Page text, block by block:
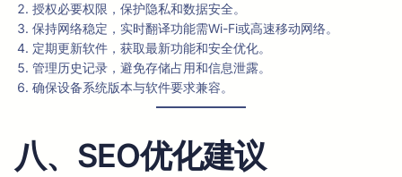
授权必要权限，保护隐私和数据安全。
保持网络稳定，实时翻译功能需Wi-Fi或高速移动网络。
定期更新软件，获取最新功能和安全优化。
管理历史记录，避免存储占用和信息泄露。
确保设备系统版本与软件要求兼容。
八、SEO优化建议